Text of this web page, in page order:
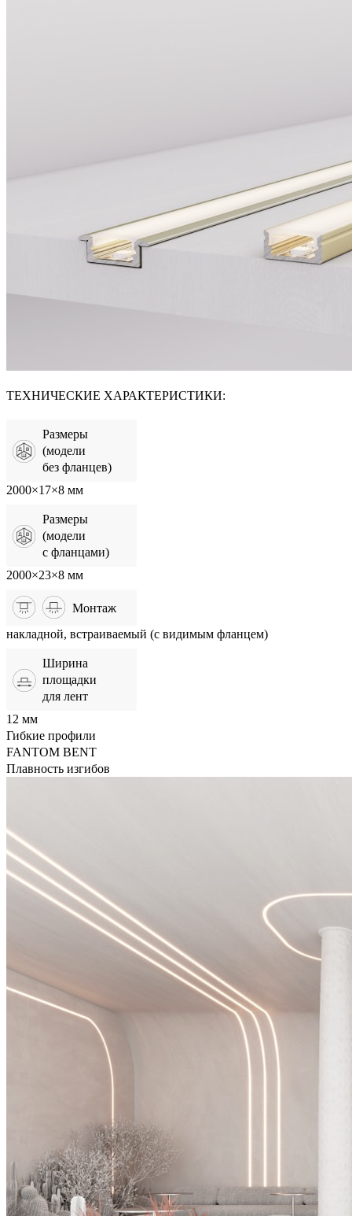
ТЕХНИЧЕСКИЕ ХАРАКТЕРИСТИКИ:
Размеры
(модели
без фланцев)
2000×17×8 мм
Размеры
(модели
с фланцами)
2000×23×8 мм
Монтаж
накладной, встраиваемый (с видимым фланцем)
Ширина
площадки
для лент
12 мм
Гибкие профили
FANTOM BENT
Плавность изгибов